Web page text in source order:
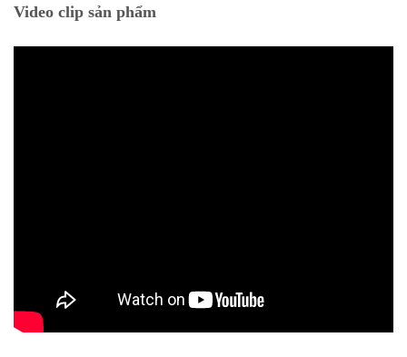
Video clip sản phẩm